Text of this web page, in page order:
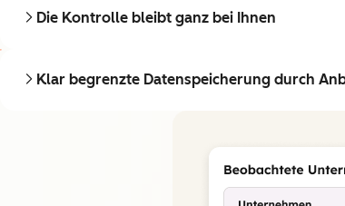
Die Kontrolle bleibt ganz bei Ihnen
Klar begrenzte Datenspeicherung durch